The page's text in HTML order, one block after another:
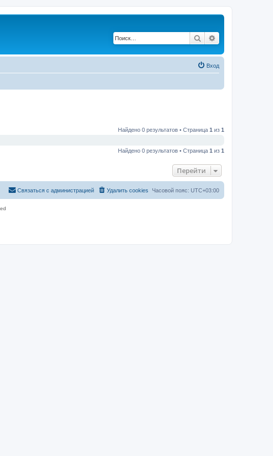
Поиск
Вход
Найдено 0 результатов • Страница 1 из 1
Найдено 0 результатов • Страница 1 из 1
Перейти
Часовой пояс: UTC+03:00
Удалить cookies
Связаться с администрацией